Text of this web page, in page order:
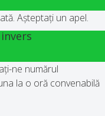
Așteptați un apel.
ne numărul
la o oră convenabilă